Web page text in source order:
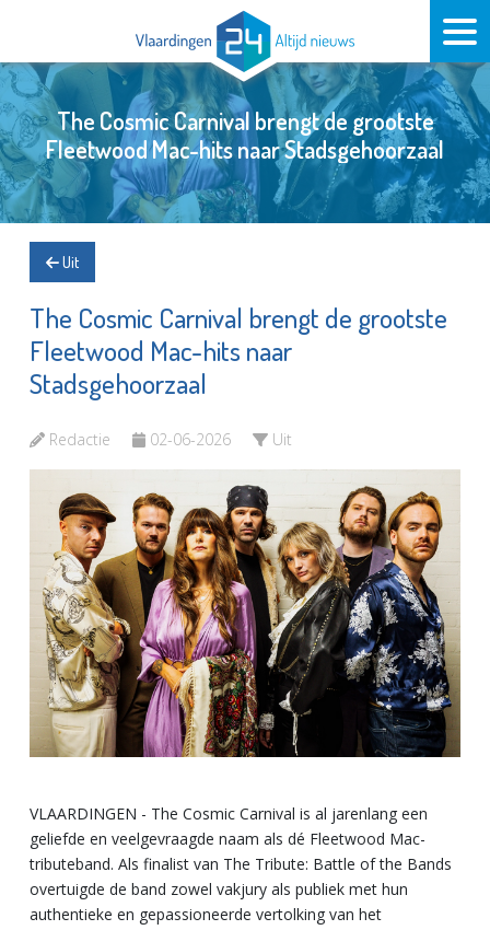
The Cosmic Carnival brengt de grootste
Fleetwood Mac-hits naar Stadsgehoorzaal
Uit
The Cosmic Carnival brengt de grootste
Fleetwood Mac-hits naar
Stadsgehoorzaal
Redactie 02-06-2026 Uit
VLAARDINGEN - The Cosmic Carnival is al jarenlang een
geliefde en veelgevraagde naam als dé Fleetwood Mac-
tributeband. Als finalist van The Tribute: Battle of the Bands
overtuigde de band zowel vakjury als publiek met hun
authentieke en gepassioneerde vertolking van het